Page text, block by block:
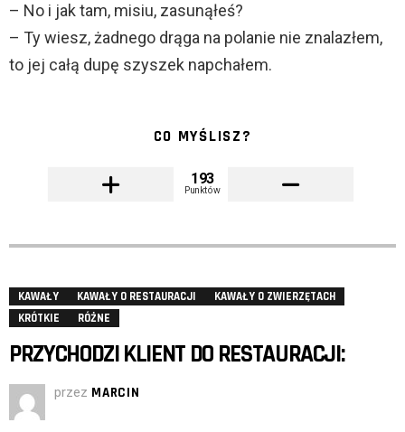
– No i jak tam, misiu, zasunąłeś?
– Ty wiesz, żadnego drąga na polanie nie znalazłem,
to jej całą dupę szyszek napchałem.
CO MYŚLISZ?
193
Punktów
KAWAŁY KAWAŁY O RESTAURACJI
KAWAŁY O ZWIERZĘTACH
KRÓTKIE
RÓŻNE
PRZYCHODZI KLIENT DO RESTAURACJI:
przez MARCIN